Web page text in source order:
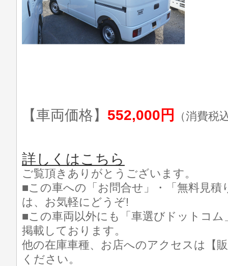
【車両価格】 552,000円 （消費税
詳しくはこちら
ご覧頂きありがとうございます。
■この車への「お問合せ」・「無料見積
は、お気軽にどうぞ!
■この車両以外にも「車選びドットコ
掲載しております。
他の在庫車種、お店へのアクセスは【
ください。